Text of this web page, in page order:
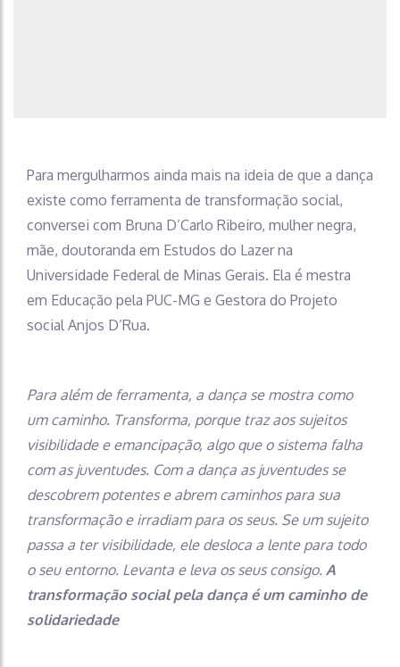
Para mergulharmos ainda mais na ideia de que a dança
existe como ferramenta de transformação social,
conversei com Bruna D’Carlo Ribeiro, mulher negra,
mãe, doutoranda em Estudos do Lazer na
Universidade Federal de Minas Gerais. Ela é mestra
em Educação pela PUC-MG e Gestora do Projeto
social Anjos D’Rua.
Para além de ferramenta, a dança se mostra como
um caminho. Transforma, porque traz aos sujeitos
visibilidade e emancipação, algo que o sistema falha
com as juventudes. Com a dança as juventudes se
descobrem potentes e abrem caminhos para sua
transformação e irradiam para os seus. Se um sujeito
passa a ter visibilidade, ele desloca a lente para todo
o seu entorno. Levanta e leva os seus consigo. A
transformação social pela dança é um caminho de
solidariedade